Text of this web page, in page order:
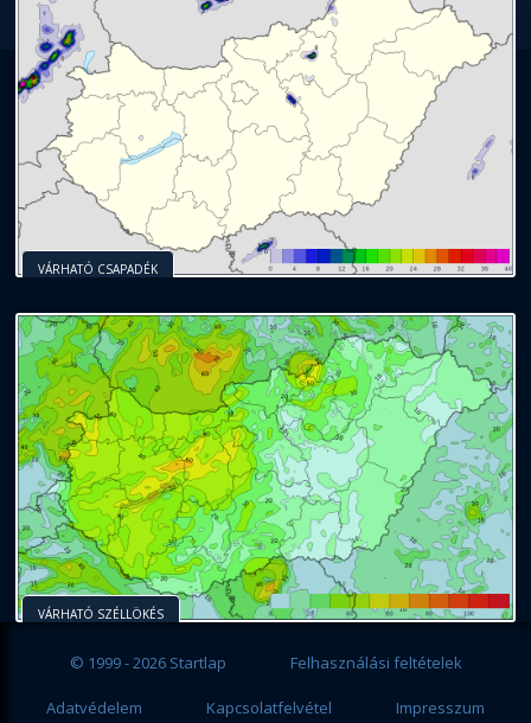
VÁRHATÓ CSAPADÉK
VÁRHATÓ SZÉLLÖKÉS
© 1999 - 2026 Startlap Felhasználási feltételek
Adatvédelem Kapcsolatfelvétel Impresszum